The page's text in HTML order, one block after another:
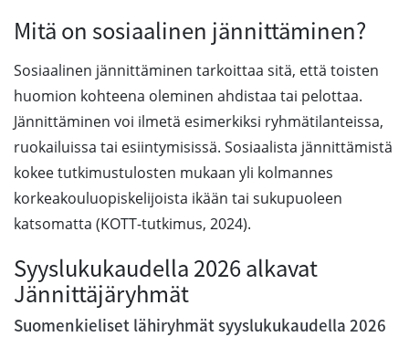
Mitä on sosiaalinen jännittäminen?
Sosiaalinen jännittäminen tarkoittaa sitä, että toisten
huomion kohteena oleminen ahdistaa tai pelottaa.
Jännittäminen voi ilmetä esimerkiksi ryhmätilanteissa,
ruokailuissa tai esiintymisissä. Sosiaalista jännittämistä
kokee tutkimustulosten mukaan yli kolmannes
korkeakouluopiskelijoista ikään tai sukupuoleen
katsomatta (KOTT-tutkimus, 2024).
Syyslukukaudella 2026 alkavat
Jännittäjäryhmät
Suomenkieliset lähiryhmät syyslukukaudella 2026